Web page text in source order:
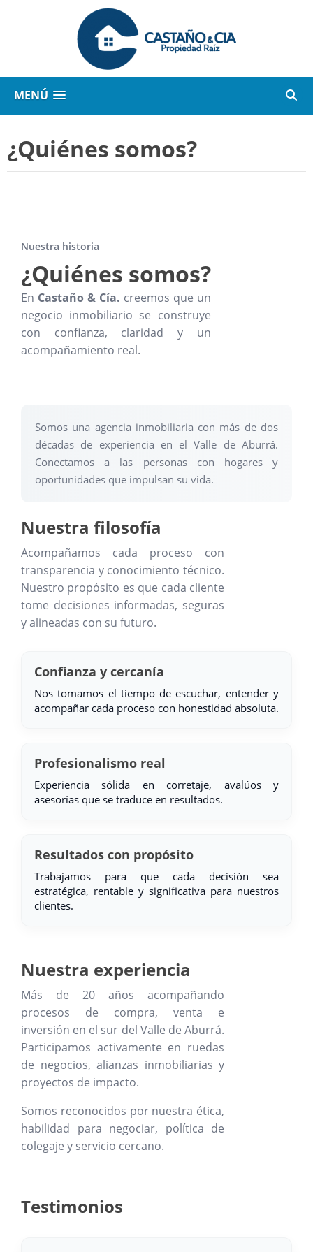
MENÚ
¿Quiénes somos?
Nuestra historia
¿Quiénes somos?
En Castaño & Cía. creemos que un
negocio inmobiliario se construye
con confianza, claridad y un
acompañamiento real.
Somos una agencia inmobiliaria con más de dos
décadas de experiencia en el Valle de Aburrá.
Conectamos a las personas con hogares y
oportunidades que impulsan su vida.
Nuestra filosofía
Acompañamos cada proceso con
transparencia y conocimiento técnico.
Nuestro propósito es que cada cliente
tome decisiones informadas, seguras
y alineadas con su futuro.
Confianza y cercanía
Nos tomamos el tiempo de escuchar, entender y
acompañar cada proceso con honestidad absoluta.
Profesionalismo real
Experiencia sólida en corretaje, avalúos y
asesorías que se traduce en resultados.
Resultados con propósito
Trabajamos para que cada decisión sea
estratégica, rentable y significativa para nuestros
clientes.
Nuestra experiencia
Más de 20 años acompañando
procesos de compra, venta e
inversión en el sur del Valle de Aburrá.
Participamos activamente en ruedas
de negocios, alianzas inmobiliarias y
proyectos de impacto.
Somos reconocidos por nuestra ética,
habilidad para negociar, política de
colegaje y servicio cercano.
Testimonios